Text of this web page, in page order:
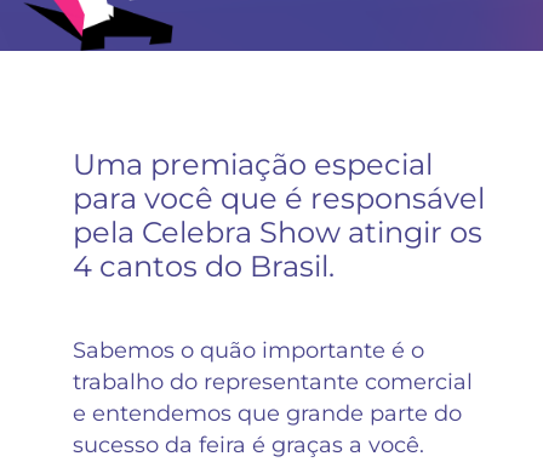
Uma premiação especial
para você que é responsável
pela Celebra Show atingir os
4 cantos do Brasil.
Sabemos o quão importante é o
trabalho do representante comercial
e entendemos que grande parte do
sucesso da feira é graças a você.